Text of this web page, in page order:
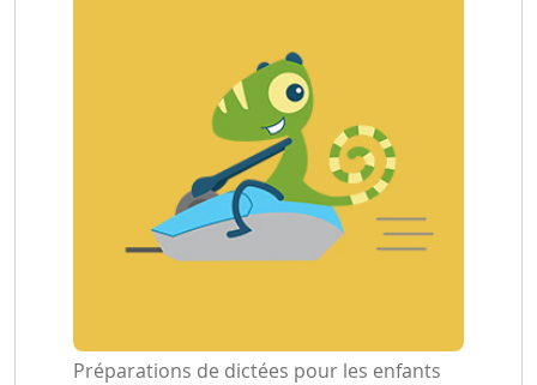
Préparations de dictées pour les enfants